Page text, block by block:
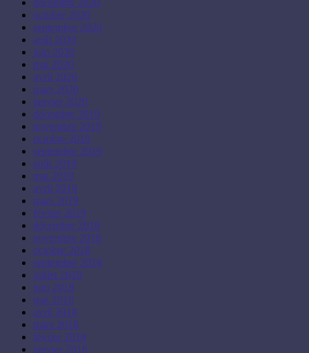
décembre 2020
octobre 2020
septembre 2020
août 2020
juin 2020
mai 2020
avril 2020
mars 2020
janvier 2020
décembre 2019
novembre 2019
octobre 2019
septembre 2019
août 2019
mai 2019
avril 2019
mars 2019
février 2019
décembre 2018
novembre 2018
octobre 2018
septembre 2018
juillet 2018
juin 2018
mai 2018
avril 2018
mars 2018
février 2018
janvier 2018